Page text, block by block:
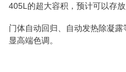
405L的超大容积，预计可以存放
门体自动回归、自动发热除凝
显高端色调。